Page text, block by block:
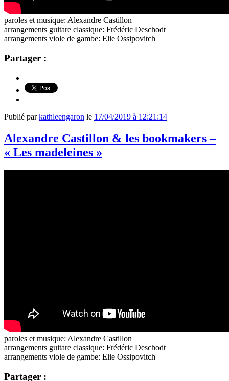
paroles et musique: Alexandre Castillon
arrangements guitare classique: Frédéric Deschodt
arrangements viole de gambe: Elie Ossipovitch
Partager :
Publié parkathleengaron le 17/04/2019 à 12:21:14
Alexandre Castillon & les bookmakers –
« Les madeleines »
paroles et musique: Alexandre Castillon
arrangements guitare classique: Frédéric Deschodt
arrangements viole de gambe: Elie Ossipovitch
Partager :